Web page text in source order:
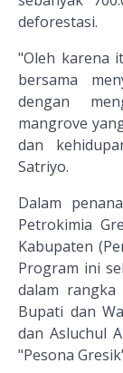
deforestasi.
"Oleh karena
bersama
dengan
mangrove
dan
Satriyo.
Dalam
Petrokimia
Kabupaten
Program ini
dalam rangka
Bupati dan
dan Asluchul
"Pesona